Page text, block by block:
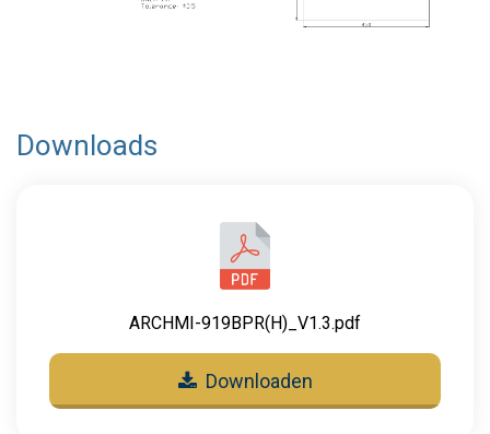
Downloads
ARCHMI-919BPR(H)_V1.3.pdf
Downloaden